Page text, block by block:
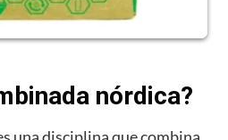
nórdica?